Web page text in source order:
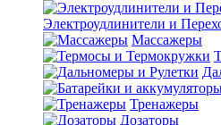
Электроудлинители и
Массажеры
Тренажеры
Дозаторы